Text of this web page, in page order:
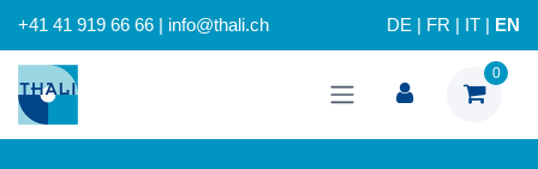
+41 41 919 66 66 | info@thali.ch DE FR IT EN
0